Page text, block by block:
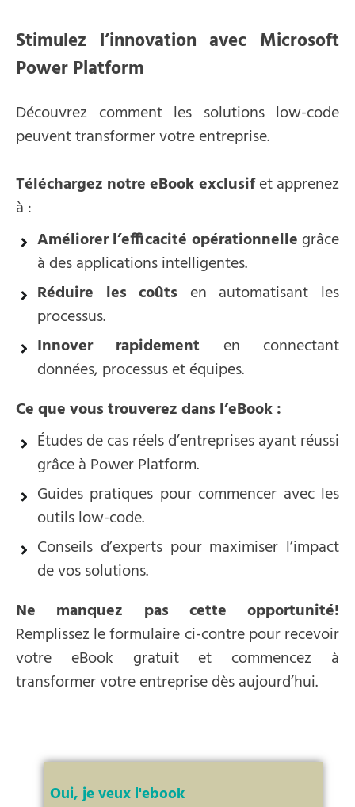
Stimulez l’innovation avec Microsoft
Power Platform
Découvrez comment les solutions low-code
peuvent transformer votre entreprise.
Téléchargez notre eBook exclusifet apprenez
à :
Améliorer l’efficacité opérationnelle grâce
à des applications intelligentes.
Réduire les coûts en automatisant les
processus.
Innover rapidement en connectant
données, processus et équipes.
Ce que vous trouverez dans l’eBook :
Études de cas réels d’entreprises ayant réussi
grâce à Power Platform.
Guides pratiques pour commencer avec les
outils low-code.
Conseils d’experts pour maximiser l’impact
de vos solutions.
Ne manquez pas cette opportunité!
Remplissez le formulaire ci-contre pour recevoir
votre eBook gratuit et commencez à
transformer votre entreprise dès aujourd’hui.
Oui, je veux l'ebook